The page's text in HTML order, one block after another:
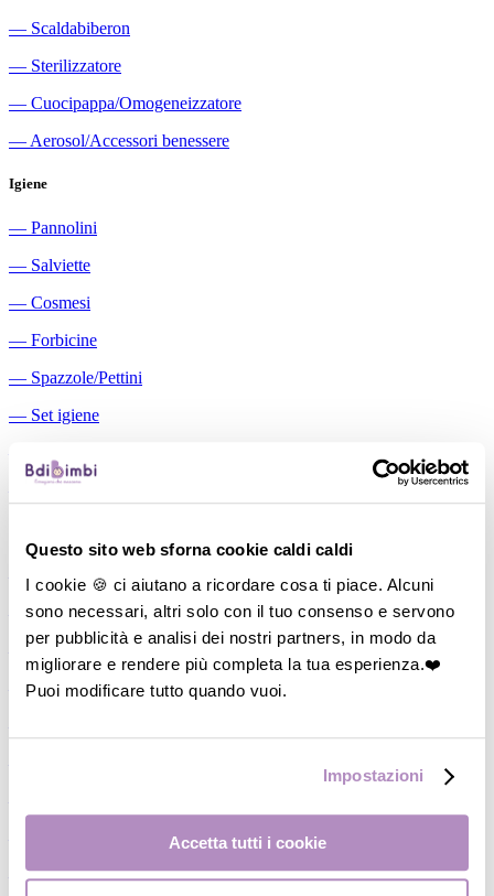
Questo sito web sforna cookie caldi caldi
I cookie 🍪 ci aiutano a ricordare cosa ti piace. Alcuni
sono necessari, altri solo con il tuo consenso e servono
per pubblicità e analisi dei nostri partners, in modo da
migliorare e rendere più completa la tua esperienza.❤️
Puoi modificare tutto quando vuoi.
Impostazioni
Accetta tutti i cookie
― Scaldabiberon
― Sterilizzatore
― Cuocipappa/Omogeneizzatore
― Aerosol/Accessori benessere
Igiene
― Pannolini
― Salviette
― Cosmesi
― Forbicine
― Spazzole/Pettini
― Set igiene
Aspiratori nasali manuali
―
Cuscini allattamento
―Biberon
―
Tettarelle
―Succhietti
Conservalatte Materno
―Massaggiagengive